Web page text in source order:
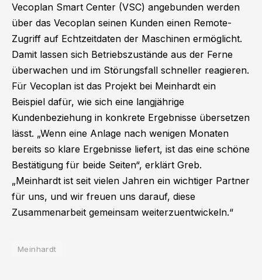
Vecoplan Smart Center (VSC) angebunden werden
über das Vecoplan seinen Kunden einen Remote-
Zugriff auf Echtzeitdaten der Maschinen ermöglicht.
Damit lassen sich Betriebszustände aus der Ferne
überwachen und im Störungsfall schneller reagieren.
Für Vecoplan ist das Projekt bei Meinhardt ein
Beispiel dafür, wie sich eine langjährige
Kundenbeziehung in konkrete Ergebnisse übersetzen
lässt. „Wenn eine Anlage nach wenigen Monaten
bereits so klare Ergebnisse liefert, ist das eine schöne
Bestätigung für beide Seiten“, erklärt Greb.
„Meinhardt ist seit vielen Jahren ein wichtiger Partner
für uns, und wir freuen uns darauf, diese
Zusammenarbeit gemeinsam weiterzuentwickeln.“
Meinhardt